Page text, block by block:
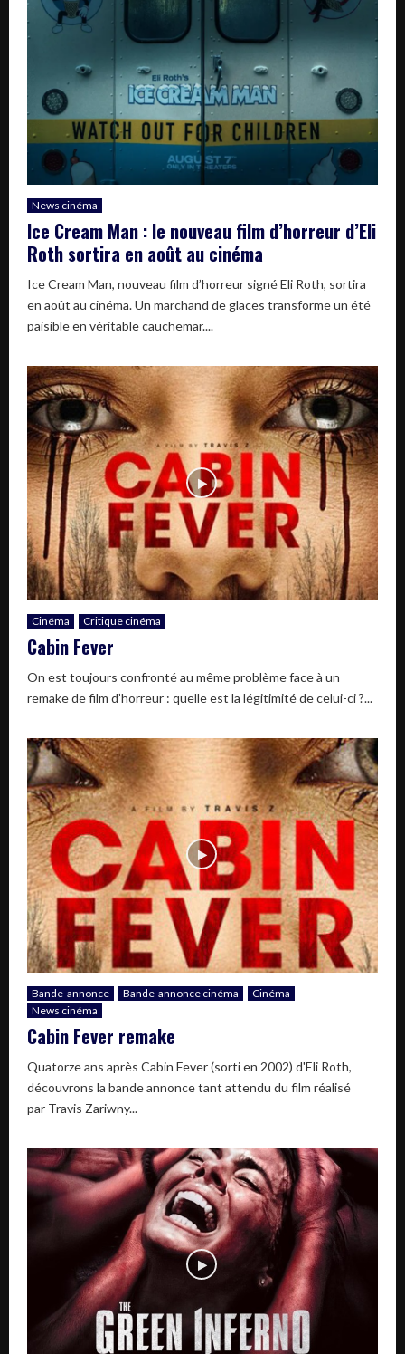
News cinéma
Ice Cream Man : le nouveau film d’horreur d’Eli
Roth sortira en août au cinéma
Ice Cream Man, nouveau film d’horreur signé Eli Roth, sortira
en août au cinéma. Un marchand de glaces transforme un été
paisible en véritable cauchemar....
Cinéma Critique cinéma
Cabin Fever
On est toujours confronté au même problème face à un
remake de film d’horreur : quelle est la légitimité de celui-ci ?...
Bande-annonce Bande-annonce cinéma
Cinéma
News cinéma
Cabin Fever remake
Quatorze ans après Cabin Fever (sorti en 2002) d'Eli Roth,
découvrons la bande annonce tant attendu du film réalisé
par Travis Zariwny...